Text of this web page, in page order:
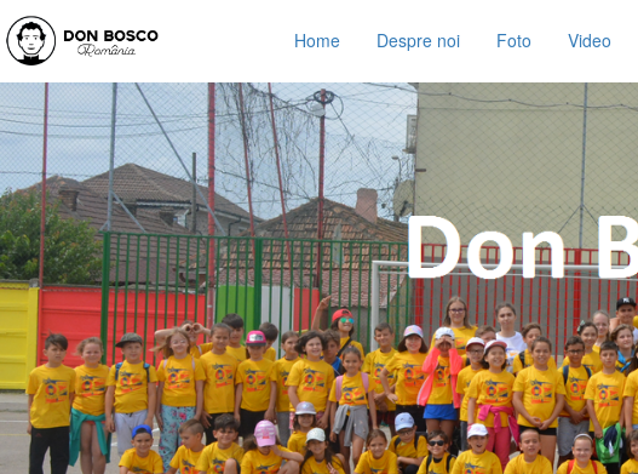
Home Despre noi Foto Video